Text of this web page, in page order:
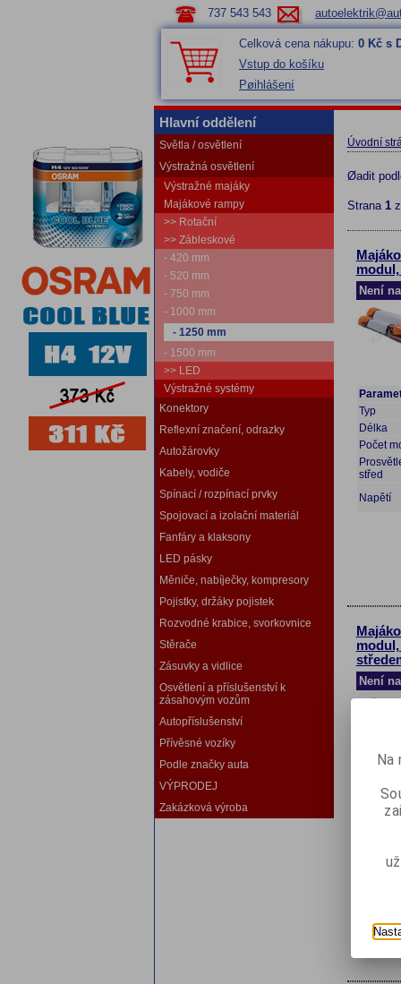
737 543 543
Celková cena nákupu: 0 Kč s
Vstup do košíku
Pøihlášení
Hlavní oddělení
Světla / osvětlení
Výstražná osvětlení
Výstražné majáky
Majákové rampy
>> Rotační
>> Zábleskové
- 420 mm
- 520 mm
- 750 mm
- 1000 mm
- 1250 mm
- 1500 mm
>> LED
Výstražné systémy
Konektory
Reflexní značení, odrazky
Autožárovky
Kabely, vodiče
Spínací / rozpínací prvky
Spojovací a izolační materiál
Fanfáry a klaksony
LED pásky
Měniče, nabíječky, kompresory
Pojistky, držáky pojistek
Rozvodné krabice, svorkovnice
Stěrače
Zásuvky a vidlice
Osvětlení a příslušenství k
zásahovým vozům
Autopříslušenství
Přívěsné vozíky
Podle značky auta
VÝPRODEJ
Zakázková výroba
Úvodní
Øadit
Strana 1z
modul,
Není
Typ
Délka
Počet
střed
Napětí
Není
Délka
Na